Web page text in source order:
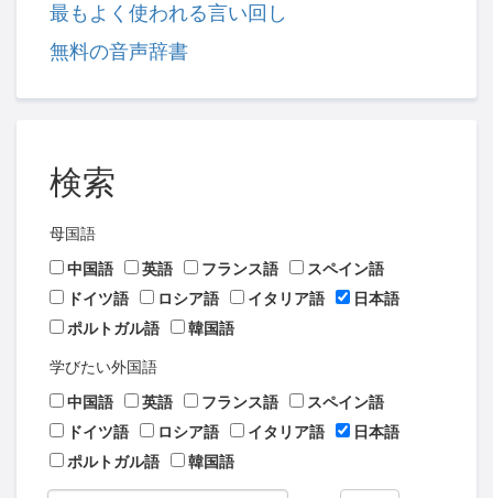
最もよく使われる言い回し
無料の音声辞書
検索
母国語
中国語
英語 フランス語
スペイン語
ドイツ語
ロシア語 イタリア語
日本語
ポルトガル語
韓国語
学びたい外国語
中国語
英語 フランス語
スペイン語
ドイツ語
ロシア語 イタリア語
日本語
ポルトガル語
韓国語